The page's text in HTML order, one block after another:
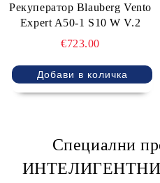
Рекуператор Blauberg Vento
Expert A50-1 S10 W V.2
€723.00
Специални